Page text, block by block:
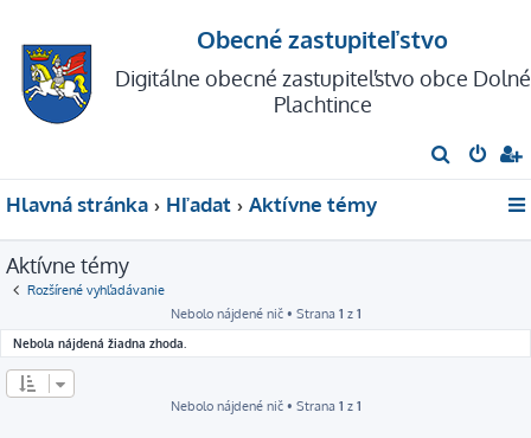
Obecné zastupiteľstvo
Digitálne obecné zastupiteľstvo obce Dolné
Plachtince
ľ
d
Hlavná stránka Hľadať Aktívne témy
Aktívne témy
Rozšírené vyhľadávanie
Nebolo nájdené nič • Strana 1 z 1
Nebola nájdená žiadna zhoda.
Nebolo nájdené nič • Strana 1 z 1